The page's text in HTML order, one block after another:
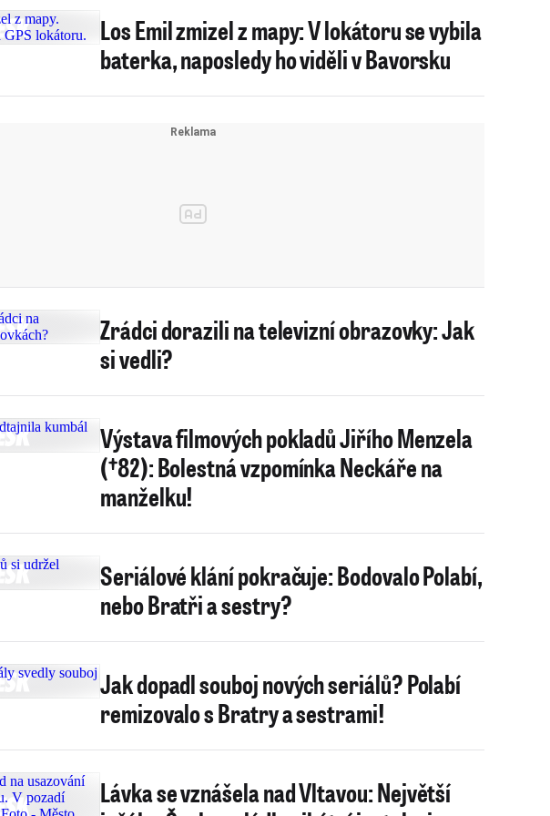
Los Emil zmizel z mapy: V lokátoru se vybila
baterka, naposledy ho viděli v Bavorsku
Zrádci dorazili na televizní obrazovky: Jak
si vedli?
Výstava filmových pokladů Jiřího Menzela
(†82): Bolestná vzpomínka Neckáře na
manželku!
Seriálové klání pokračuje: Bodovalo Polabí,
nebo Bratři a sestry?
Jak dopadl souboj nových seriálů? Polabí
remizovalo s Bratry a sestrami!
Lávka se vznášela nad Vltavou: Největší